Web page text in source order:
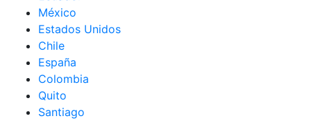
México
Estados Unidos
Chile
España
Colombia
Quito
Santiago